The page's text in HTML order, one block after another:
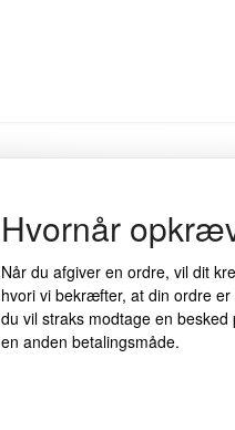
Hvornår
Når du afgiver en ordre, vil dit
hvori vi bekræfter, at din ordre
du vil straks modtage en
en anden betalingsmåde.